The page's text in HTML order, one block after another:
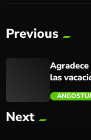
Previous
las
Next